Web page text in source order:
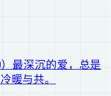
最深沉的爱，总是
暖与共。